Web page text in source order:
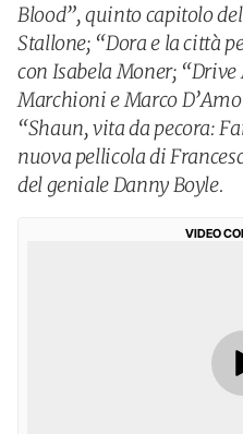
Blood”, quinto capitolo
Stallone; “Dora e la città
con Isabela Moner;
Marchioni e Marco
“Shaun, vita da pecora:
nuova pellicola di
del geniale Danny Boyle.
VIDEO